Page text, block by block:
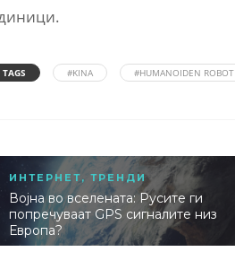
TAGS #KINA #HUMANOIDEN ROBOT
ИНТЕРНЕТ ,ТРЕНДИ
Војна во вселената: Русите ги
попречуваат GPS сигналите низ
Европа?